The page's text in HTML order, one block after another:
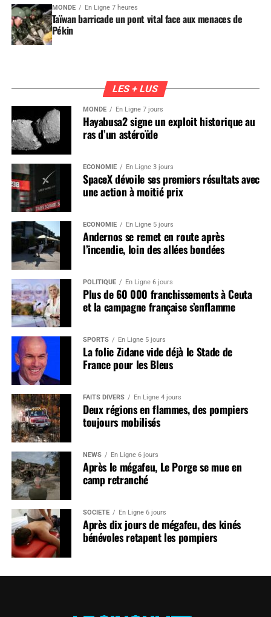
MONDE En Ligne 7 heures
Taïwan barricade un pont vital face aux menaces de
Pékin
LES + LUS
MONDE En Ligne 7 jours
Hayabusa2 signe un exploit historique au
ras d’un astéroïde
ÉCONOMIE En Ligne 3 jours
SpaceX dévoile ses premiers résultats avec
une action à moitié prix
ÉCONOMIE En Ligne 5 jours
Andernos se remet en route après
l’incendie, loin des allées bondées
POLITIQUE En Ligne 6 jours
Plus de 60 000 franchissements à Ceuta
et la campagne française s’enflamme
SPORTS En Ligne 5 jours
La folie Zidane vide déjà le Stade de
France pour les Bleus
FAITS DIVERS En Ligne 4 jours
Deux régions en flammes, des pompiers
toujours mobilisés
NEWS En Ligne 6 jours
Après le mégafeu, Le Porge se mue en
camp retranché
SOCIÉTÉ En Ligne 6 jours
Après dix jours de mégafeu, des kinés
bénévoles retapent les pompiers